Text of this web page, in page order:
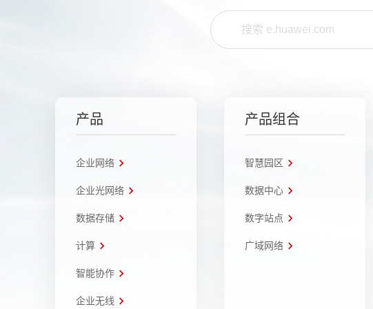
产品
企业网络
企业光网络
数据存储
计算
智能协作
企业无线
产品组合
智慧园区
数据中心
数字站点
广域网络